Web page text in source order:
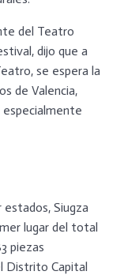
del Teatro
dijo que a
se espera la
de Valencia,
especialmente
estados, Siugza
lugar del total
piezas
Distrito Capital